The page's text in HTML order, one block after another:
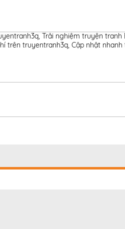
, Trải nghiệm truyện tranh
trên truyentranh3q, Cập nhật nhanh